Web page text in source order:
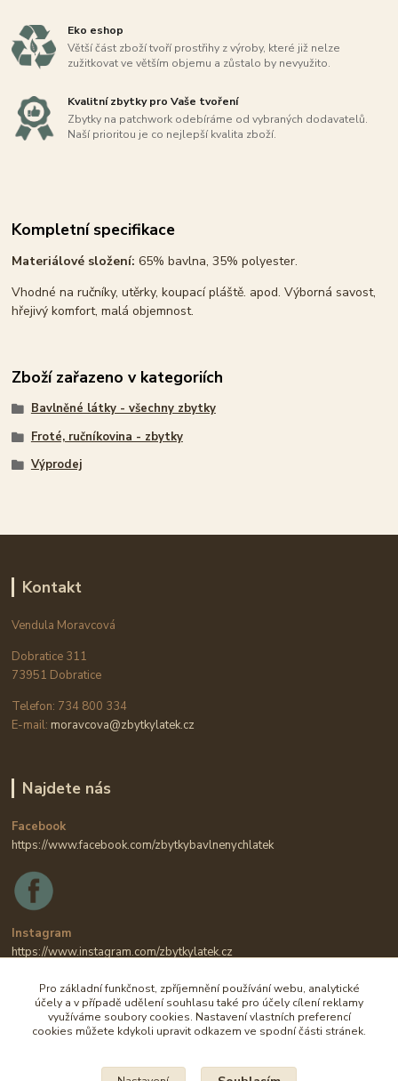
Eko eshop
Větší část zboží tvoří prostřihy z výroby, které již nelze
zužitkovat ve větším objemu a zůstalo by nevyužito.
Kvalitní zbytky pro Vaše tvoření
Zbytky na patchwork odebíráme od vybraných dodavatelů.
Naší prioritou je co nejlepší kvalita zboží.
Kompletní specifikace
Materiálové složení:65% bavlna, 35% polyester.
Vhodné na ručníky, utěrky, koupací pláště. apod. Výborná savost,
hřejivý komfort, malá objemnost.
Zboží zařazeno v kategoriích
Bavlněné látky - všechny zbytky
Froté, ručníkovina - zbytky
Výprodej
Kontakt
Vendula Moravcová
Dobratice 311
73951 Dobratice
Telefon: 734 800 334
E-mail: moravcova@zbytkylatek.cz
Najdete nás
Facebook
https://www.facebook.com/zbytkybavlnenychlatek
Instagram
https://www.instagram.com/zbytkylatek.cz
Pro základní funkčnost, zpříjemnění používání webu, analytické
účely a v případě udělení souhlasu také pro účely cílení reklamy
využíváme soubory cookies. Nastavení vlastních preferencí
cookies můžete kdykoli upravit odkazem ve spodní části stránek.